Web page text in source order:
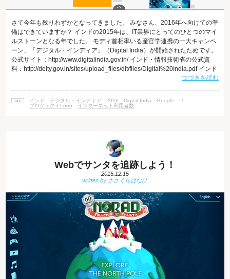
さて今年も残りわずかとなってきました。 みなさん、2016年へ向けての準
備はできていますか？ インドの2015年は、IT業界にとってのひとつのマイ
ルストーンとなる年でした。 モディ首相率いる産官学連携の一大キャンペ
ーン、「デジタル・インディア」（Digital India）が開始されたためです。
公式サイト：http://www.digitalindia.gov.in/ インド・情報技術省の公式資
料：http://deity.gov.in/sites/upload_files/dit/files/Digital%20India.pdf インド
を名実ともに世界最高のIT国家にすべく、国から大企業まで総動員する、
つづきを読む
インド デジタル・インディア 2016 Digital India Google
IT
プロジェクトLoon
インターネット利用者数
Webでサンタを追跡しよう！
2015.12.15